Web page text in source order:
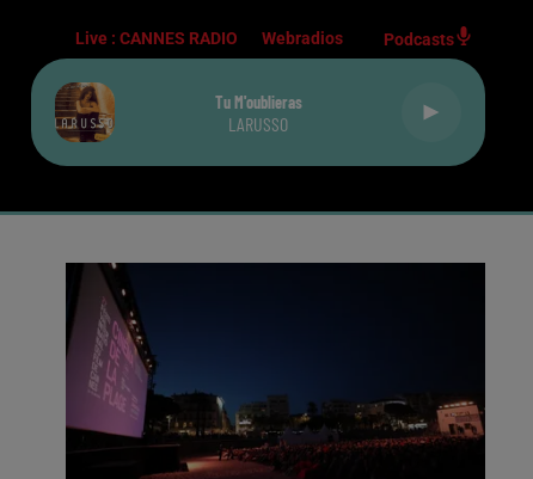
Live :CANNES RADIO Webradios Podcasts
Tu M'oublieras
LARUSSO